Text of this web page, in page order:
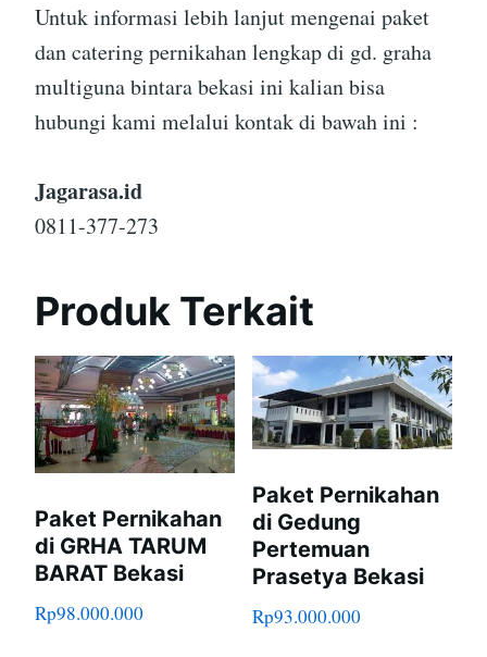
Untuk informasi lebih lanjut mengenai paket
dan catering pernikahan lengkap di gd. graha
multiguna bintara bekasi ini kalian bisa
hubungi kami melalui kontak di bawah ini :
Jagarasa.id
0811-377-273
Produk Terkait
Paket Pernikahan
di GRHA TARUM
BARAT Bekasi
Rp98.000.000
Paket Pernikahan
di Gedung
Pertemuan
Prasetya Bekasi
Rp93.000.000